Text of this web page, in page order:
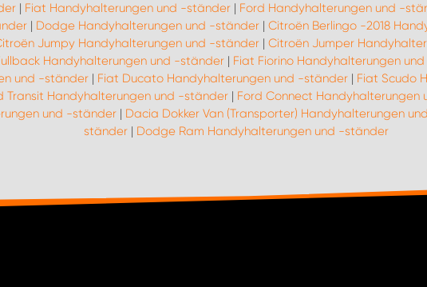
| Fiat Handyhalterungen und -ständer | Ford Handyhalterungen und -
| Dodge Handyhalterungen und -ständer| Citroën Berlingo -2018
Jumpy Handyhalterungen und -ständer| Citroën Jumper
Handyhalterungen und -ständer| Fiat Fiorino Handyhalterungen
und -ständer | Fiat Ducato Handyhalterungen und -ständer | Fiat Scudo
Transit Handyhalterungen und -ständer| Ford Connect Handyhalterungen
und -ständer | Dacia Dokker Van (Transporter) Handyhalterungen
ständer | Dodge Ram Handyhalterungen und -ständer